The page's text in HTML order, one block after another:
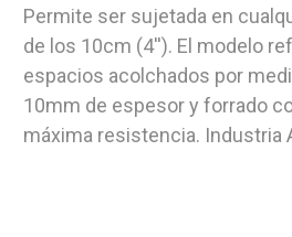
Permite ser sujetada en
de los 10cm (4''). El modelo
espacios acolchados por
10mm de espesor y forrado
máxima resistencia. Industria